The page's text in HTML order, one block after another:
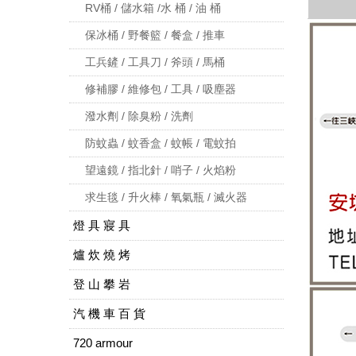
RV桶 / 儲水箱 /水 桶 / 油 桶
保冰桶 / 野餐籃 / 餐盒 / 推車
工兵鏟 / 工具刀 / 斧頭 / 馬桶
修補膠 / 維修包 / 工具 / 吸塵器
潑水劑 / 除臭粉 / 洗劑
防蚊蟲 / 蚊香盒 / 蚊帳 / 電蚊拍
望遠鏡 / 指北針 / 哨子 / 火焰粉
求生毯 / 升火棒 / 氧氣瓶 / 滅火器
燈 具 寢 具
爐 炊 燒 烤
登 山 攀 岩
汽 機 車 百 貨
720 armour